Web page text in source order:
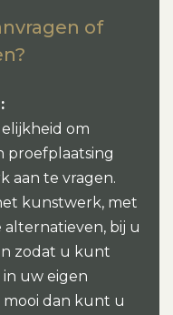
of
om
proefplaatsing
aan te vragen.
kunstwerk, met
bij u
zodat u kunt
uw eigen
dan kunt u